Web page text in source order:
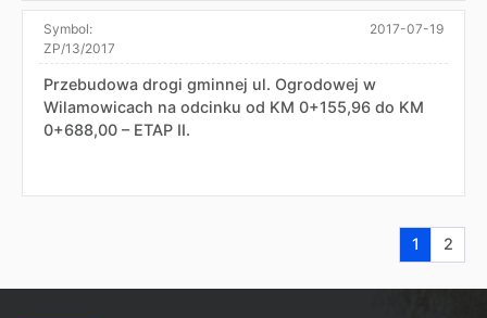
Symbol:
ZP/13/2017
2017-07-19
Przebudowa drogi gminnej ul. Ogrodowej w
Wilamowicach na odcinku od KM 0+155,96 do KM
0+688,00 – ETAP II.
Aktualna
1 2